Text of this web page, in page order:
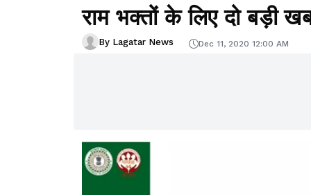
राम भक्तों के लिए दो बड़ी
By Lagatar News Dec 11, 2020 12:00 AM